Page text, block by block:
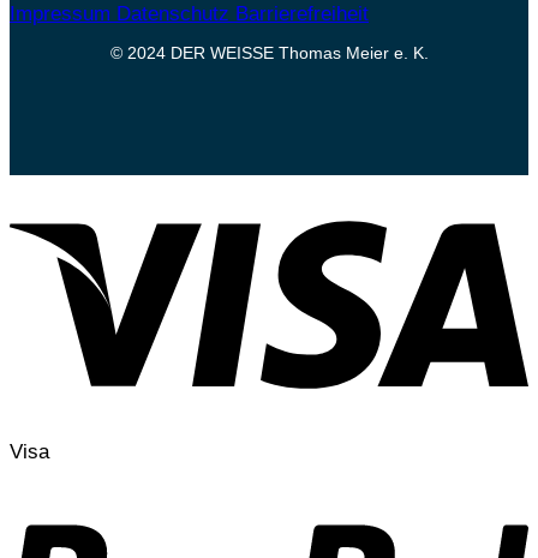
Impressum Datenschutz Barrierefreiheit
© 2024 DER WEISSE Thomas Meier e. K.
Visa